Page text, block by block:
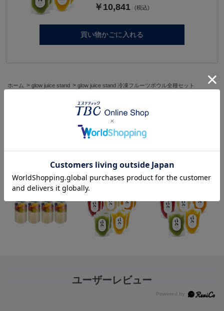
￥10,841
買い物かごに入れる
ホーム > glow juice stand > glow juice stand 冷凍フルーツボウル全種セット
glow juice stand 冷凍フルーツボウル全種セット
この商品を見た人はこちらの商品も見ています
ユーザーレビュー